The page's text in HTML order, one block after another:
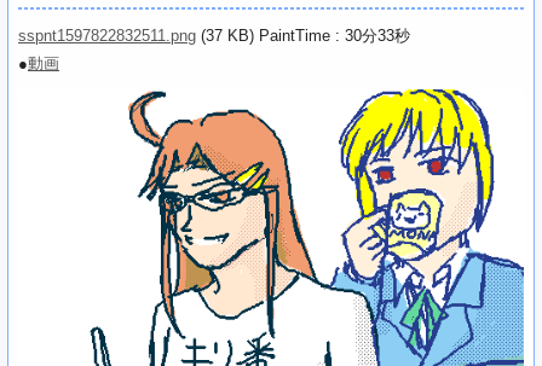
sspnt1597822832511.png (37 KB) PaintTime : 30分33秒
●動画